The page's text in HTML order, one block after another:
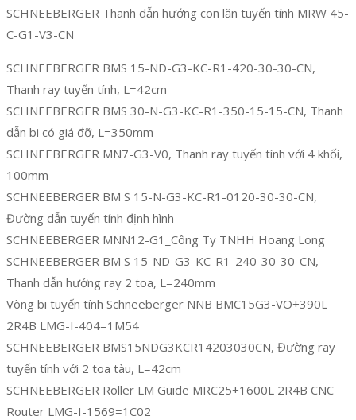
SCHNEEBERGER Thanh dẫn hướng con lăn tuyến tính MRW 45-
C-G1-V3-CN
SCHNEEBERGER BMS 15-ND-G3-KC-R1-420-30-30-CN,
Thanh ray tuyến tính, L=42cm
SCHNEEBERGER BMS 30-N-G3-KC-R1-350-15-15-CN, Thanh
dẫn bi có giá đỡ, L=350mm
SCHNEEBERGER MN7-G3-V0, Thanh ray tuyến tính với 4 khối,
100mm
SCHNEEBERGER BM S 15-N-G3-KC-R1-0120-30-30-CN,
Đường dẫn tuyến tính định hình
SCHNEEBERGER MNN12-G1_Công Ty TNHH Hoang Long
SCHNEEBERGER BM S 15-ND-G3-KC-R1-240-30-30-CN,
Thanh dẫn hướng ray 2 toa, L=240mm
Vòng bi tuyến tính Schneeberger NNB BMC15G3-VO+390L
2R4B LMG-I-404=1M54
SCHNEEBERGER BMS15NDG3KCR14203030CN, Đường ray
tuyến tính với 2 toa tàu, L=42cm
SCHNEEBERGER Roller LM Guide MRC25+1600L 2R4B CNC
Router LMG-I-1569=1C02